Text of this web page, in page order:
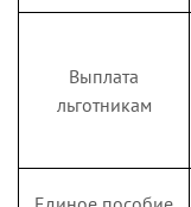
Наркотики –
справка
Выплата
льготникам